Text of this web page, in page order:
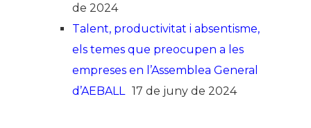
de 2024
Talent, productivitat i absentisme,
els temes que preocupen a les
empreses en l’Assemblea General
d’AEBALL 17 de juny de 2024